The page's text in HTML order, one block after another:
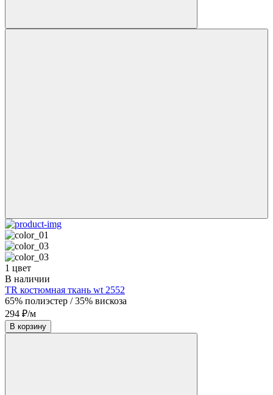
1 цвет
В наличии
TR костюмная ткань wt 2552
65% полиэстер / 35% вискоза
294 ₽/м
В корзину